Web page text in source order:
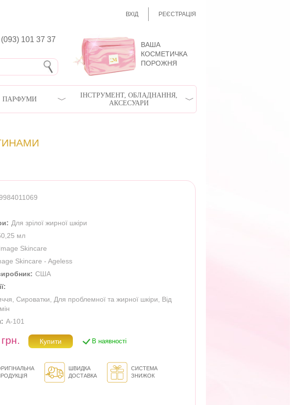
ВХІД РЕЄСТРАЦІЯ
(093) 101 37 37
ВАША
КОСМЕТИЧКА
ПОРОЖНЯ
ПАРФУМИ
ІНСТРУМЕНТ, ОБЛАДНАННЯ,
АКСЕСУАРИ
Для зрілої жирної шкіри
мл
Skincare
Skincare - Ageless
США
Сироватки Для проблемної та жирної шкіри
Від
A-101
В наявності
ШВИДКА
ДОСТАВКА
СИСТЕМА
ЗНИЖОК